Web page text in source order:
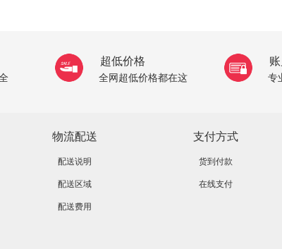
超低价格
全网超低价格都在这 专
物流配送
配送说明
配送区域
配送费用
支付方式
货到付款
在线支付